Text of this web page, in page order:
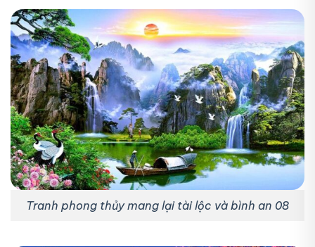
Tranh phong thủy mang lại tài lộc và bình an 08